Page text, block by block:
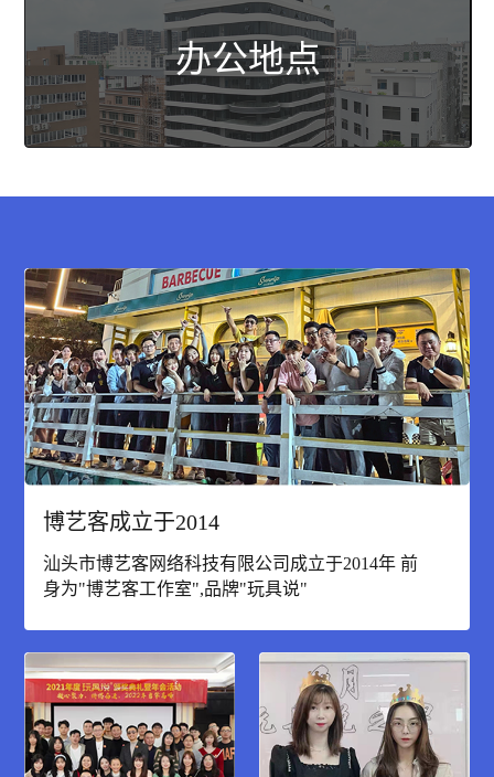
办公地点
博艺客成立于2014
汕头市博艺客网络科技有限公司成立于2014年 前
身为"博艺客工作室",品牌"玩具说"